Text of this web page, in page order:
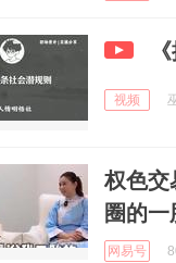
视频
权色交
圈的一
网易号